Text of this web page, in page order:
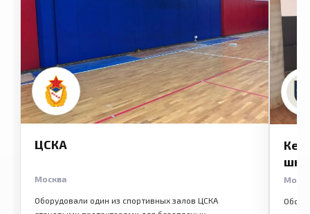
ЦСКА
Москва
Оборудовали один из спортивных залов ЦСКА